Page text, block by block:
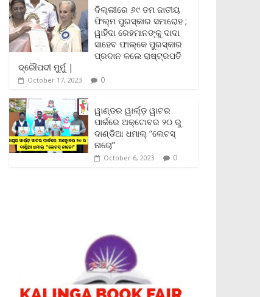
l
y
ଦିଲ୍ଲୀରେ ୬୯ ତମ ଜାତୀୟ
ଫିଲ୍ମ ପୁରସ୍କାର ସମାରୋହ ;
ୱାହିଦା ରେହମାନଙ୍କୁ ଦାଦା
ସାହେବ ଫାଲ୍‌କେ ପୁରସ୍କାର
ପ୍ରଦାନ କଲେ ରାଷ୍ଟ୍ରପତି
ଦ୍ରୌପଦୀ ମୁର୍ମୁ |
October 17, 2023 0
ୱାଣ୍ଡର ୱାର୍ଲ୍‌ଡ଼ ୱାଟର
ପାର୍କରେ ଅକ୍ଟୋବର ୨୦ ରୁ
ଦାଣ୍ଡିଆ ଧମାଲ୍ “ଲେଟସ୍
ନାଚୋ”
October 6, 2023 0